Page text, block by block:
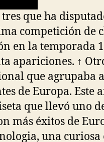
que ha
competición de
en la temporada
apariciones. ↑
que agrupaba
de Europa. Este
que llevó uno
más éxitos de
una curiosa